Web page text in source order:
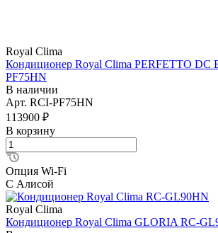
Royal Clima
Кондиционер Royal Clima PERFETTO DC
PF75HN
В наличии
Арт. RCI-PF75HN
113900 ₽
В корзину
Опция Wi-Fi
С Алисой
Royal Clima
Кондиционер Royal Clima GLORIA RC-